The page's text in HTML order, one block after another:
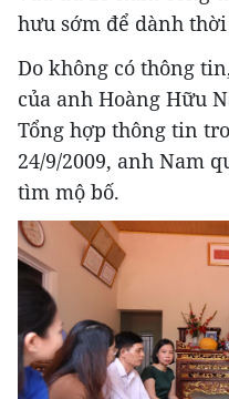
hưu sớm để dành
Do không có thông
của anh Hoàng Hữu
Tổng hợp thông tin
24/9/2009, anh Nam
tìm mộ bố.